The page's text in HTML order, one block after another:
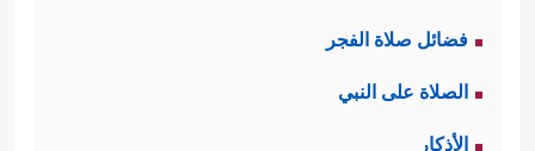
فضائل صلاة الفجر
الصلاة على النبي
الأذكار